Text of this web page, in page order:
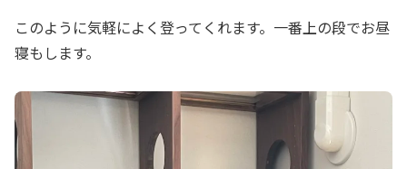
このように気軽によく登ってくれます。一番上の段でお昼
寝もします。